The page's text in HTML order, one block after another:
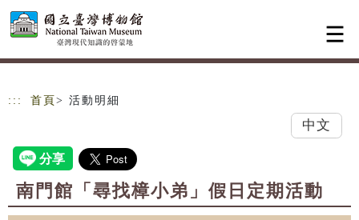
跳到主要內容
網站導覽
::: 首頁 > 活動明細
中文
南門館「尋找樟小弟」假日定期活動